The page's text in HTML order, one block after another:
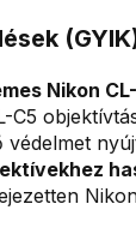
Nikon
C5
védelmet